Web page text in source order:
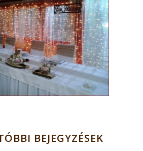
BEJEGYZÉSEK